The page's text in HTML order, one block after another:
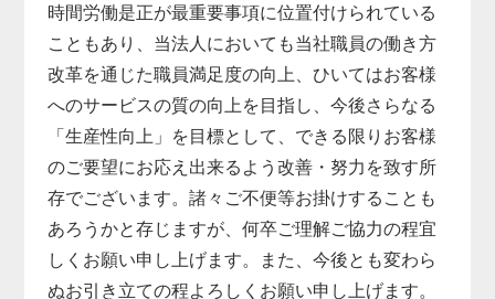
時間労働是正が最重要事項に位置付けられている
こともあり、当法人においても当社職員の働き方
改革を通じた職員満足度の向上、ひいてはお客様
へのサービスの質の向上を目指し、今後さらなる
「生産性向上」を目標として、できる限りお客様
のご要望にお応え出来るよう改善・努力を致す所
存でございます。諸々ご不便等お掛けすることも
あろうかと存じますが、何卒ご理解ご協力の程宜
しくお願い申し上げます。また、今後とも変わら
ぬお引き立ての程よろしくお願い申し上げます。